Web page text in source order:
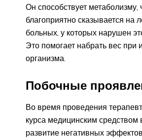
Он способствует метаболизму,
благоприятно сказывается на
больных, у которых нарушен
Это помогает набрать вес при
организма.
Побочные
Во время проведения
курса медицинским средством
развитие негативных